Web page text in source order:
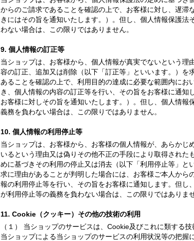
からのご請求であることを確認の上で、お客様に対し、遅滞
きにはその旨を通知いたします。）。但し、個人情報保護
わない場合は、この限りではありません。
9. 個人情報の訂正等
当ショップは、お客様から、個人情報が真実でないという
容の訂正、追加又は削除（以下「訂正等」といいます。）
あることを確認の上で、利用目的の達成に必要な範囲内に
き、個人情報の内容の訂正等を行い、その旨をお客様に通知
お客様に対しその旨を通知いたします。）。但し、個人情
義務を負わない場合は、この限りではありません。
10. 個人情報の利用停止等
当ショップは、お客様から、お客様の個人情報が、あらか
いるという理由又は偽りその他不正の手段により取得され
めに基づきその利用の停止又は消去（以下「利用停止等」
求に理由があることが判明した場合には、お客様ご本人か
報の利用停止等を行い、その旨をお客様に通知します。但
が利用停止等の義務を負わない場合は、この限りではありませ
11. Cookie（クッキー）その他の技術の利用
（１） 当ショップのサービスは、Cookie及びこれに類する
当ショップによる当ショップのサービスの利用状況等の把